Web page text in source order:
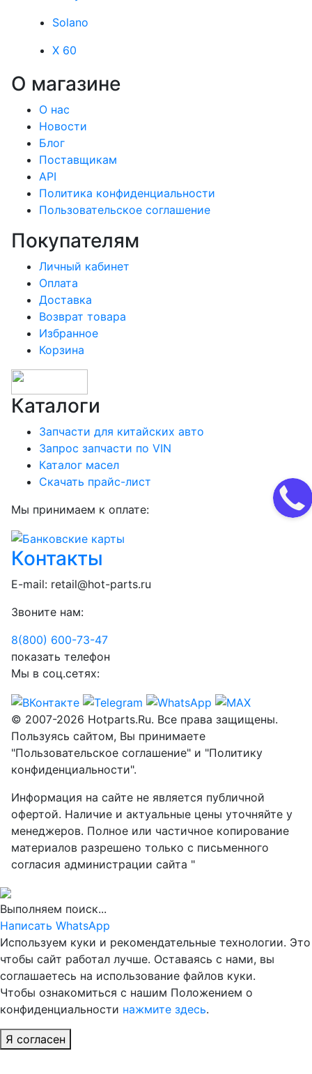
Solano
X 60
О магазине
О нас
Новости
Блог
Поставщикам
API
Политика конфиденциальности
Пользовательское соглашение
Покупателям
Личный кабинет
Оплата
Доставка
Возврат товара
Избранное
Корзина
Каталоги
Запчасти для китайских авто
Запрос запчасти по VIN
Каталог масел
Скачать прайс-лист
Мы принимаем к оплате:
Контакты
E-mail: retail@hot-parts.ru
Звоните нам:
8(800) 600-73-47
показать телефон
Мы в соц.сетях:
© 2007-2026 Hotparts.Ru. Все права защищены.
Пользуясь сайтом, Вы принимаете
"Пользовательское соглашение" и "Политику
конфиденциальности".
Информация на сайте не является публичной
офертой. Наличие и актуальные цены уточняйте у
менеджеров. Полное или частичное копирование
материалов разрешено только с письменного
согласия администрации сайта "
Выполняем поиск...
Написать WhatsApp
Используем куки и рекомендательные технологии. Это
чтобы сайт работал лучше. Оставаясь с нами, вы
соглашаетесь на использование файлов куки.
Чтобы ознакомиться с нашим Положением о
конфиденциальности нажмите здесь.
Я согласен